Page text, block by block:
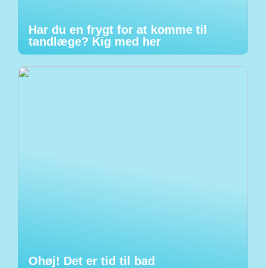
Har du en frygt for at komme til
tandlæge? Kig med her
Ohøj! Det er tid til bad